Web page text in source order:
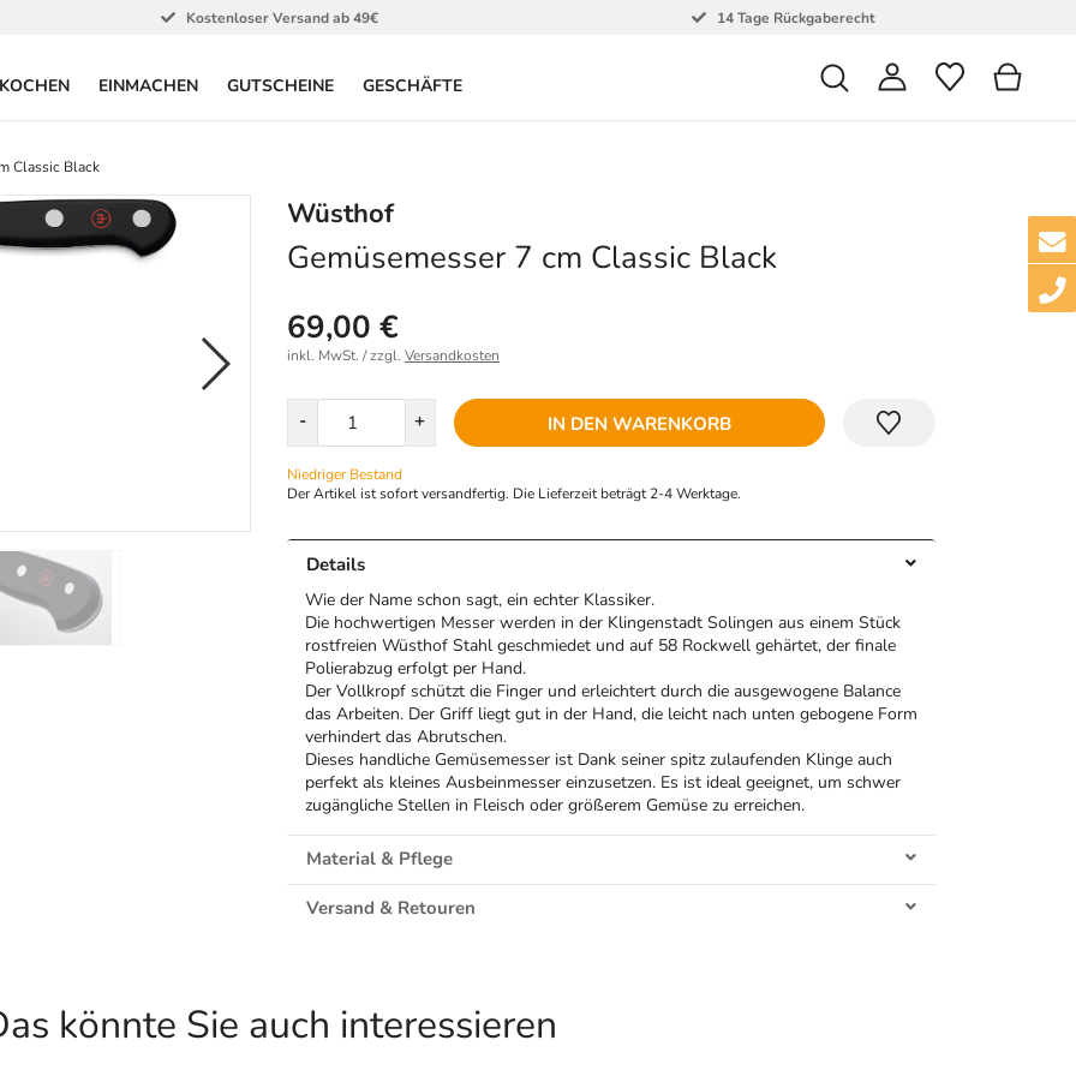
Kostenloser Versand ab 49€ 14 Tage Rückgaberecht
KOCHEN EINMACHEN GUTSCHEINE GESCHÄFTE
Classic Black
Wüsthof
Gemüsemesser 7 cm Classic Black
69,00 €
inkl. MwSt. / zzgl. Versandkosten
- + IN DEN WARENKORB
Niedriger Bestand
Der Artikel ist sofort versandfertig. Die Lieferzeit beträgt 2-4 Werktage.
Details
Wie der Name schon sagt, ein echter Klassiker.
Die hochwertigen Messer werden in der Klingenstadt Solingen aus einem Stück
rostfreien Wüsthof Stahl geschmiedet und auf 58 Rockwell gehärtet, der finale
Polierabzug erfolgt per Hand.
Der Vollkropf schützt die Finger und erleichtert durch die ausgewogene Balance
das Arbeiten. Der Griff liegt gut in der Hand, die leicht nach unten gebogene Form
verhindert das Abrutschen.
Dieses handliche Gemüsemesser ist Dank seiner spitz zulaufenden Klinge auch
perfekt als kleines Ausbeinmesser einzusetzen. Es ist ideal geeignet, um schwer
zugängliche Stellen in Fleisch oder größerem Gemüse zu erreichen.
Material & Pflege
Versand & Retouren
könnte Sie auch interessieren